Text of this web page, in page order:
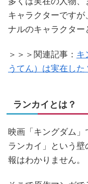
キャラクターです
ナルのキャラクター
＞＞＞関連記事： キ
うてん）は実在し
ランカイとは？
映画「キングダム
ランカイ」という
報はわかりません。